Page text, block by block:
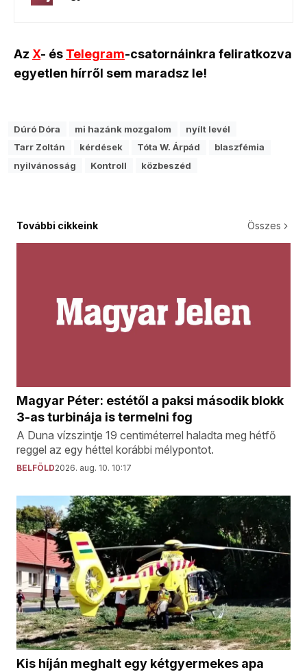
Az X- és Telegram-csatornáinkra feliratkozva
egyetlen hírről sem maradsz le!
Dúró Dóra mi hazánk mozgalom
nyílt levél
Tarr Zoltán
kérdések Tóta W. Árpád
blaszfémia
nyilvánosság
Kontroll közbeszéd
További cikkeink Összes
Magyar Péter: estétől a paksi második blokk
3-as turbinája is termelni fog
A Duna vízszintje 19 centiméterrel haladta meg hétfő
reggel az egy héttel korábbi mélypontot.
BELFÖLD2026. aug. 10. 10:17
Kis híján meghalt egy kétgyermekes apa